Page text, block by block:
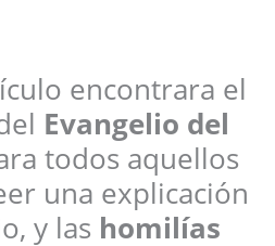
encontrara el
Evangelio del
todos aquellos
una explicación
y las homilías